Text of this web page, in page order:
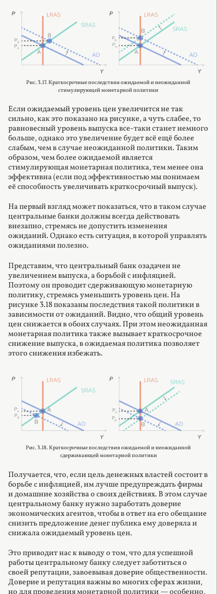
Рис. 3.17. Краткосрочные последствия ожидаемой и неожиданной
стимулирующей монетарной политики
Если ожидаемый уровень цен увеличится не так
сильно, как это показано на рисунке, а чуть слабее, то
равновесный уровень выпуска все-таки станет немного
больше, однако это увеличение будет всё ещё более
слабым, чем в случае неожиданной политики. Таким
образом, чем более ожидаемой является
стимулирующая монетарная политика, тем менее она
эффективна (если под эффективностью мы понимаем
её способность увеличивать краткосрочный выпуск).
На первый взгляд может показаться, что в таком случае
центральные банки должны всегда действовать
внезапно, стремясь не допустить изменения
ожиданий. Однако есть ситуация, в которой управлять
ожиданиями полезно.
Представим, что центральный банк озадачен не
увеличением выпуска, а борьбой с инфляцией.
Поэтому он проводит сдерживающую монетарную
политику, стремясь уменьшить уровень цен. На
рисунке 3.18 показаны последствия такой политики в
зависимости от ожиданий. Видно, что общий уровень
цен снижается в обоих случаях. При этом неожиданная
монетарная политика также вызывает краткосрочное
снижение выпуска, в ожидаемая политика позволяет
этого снижения избежать.
Рис. 3.18. Краткосрочные последствия ожидаемой и неожиданной
сдерживающей монетарной политики
Получается, что, если цель денежных властей состоит в
борьбе с инфляцией, им лучше предупреждать фирмы
и домашние хозяйства о своих действиях. В этом случае
центральному банку нужно заработать доверие
экономических агентов, чтобы в ответ на его обещание
снизить предложение денег публика ему доверяла и
снижала ожидаемый уровень цен.
Это приводит нас к выводу о том, что для успешной
работы центральному банку следует заботиться о
своей репутации, завоевывая доверие общественности.
Доверие и репутация важны во многих сферах жизни,